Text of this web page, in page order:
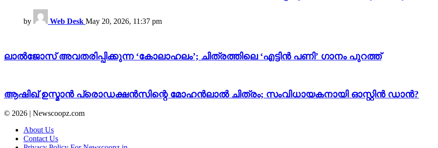
by Web Desk May 20, 2026, 11:37 pm
ലാൽജോസ് അവതരിപ്പിക്കുന്ന ‘കോലാഹലം’; ചിത്രത്തിലെ ‘എട്ടിൻ പണി’ ഗാനം പുറത്ത്
ആഷിഖ് ഉസ്മാൻ പ്രൊഡക്ഷൻസിന്റെ മോഹൻലാൽ ചിത്രം; സംവിധായകനായി ഓസ്റ്റിൻ ഡാൻ?
© 2026 | Newscoopz.com
About Us
Contact Us